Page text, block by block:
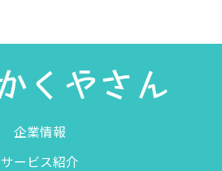
企業情報
サービス紹介